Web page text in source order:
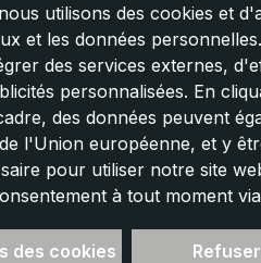
utilisons des cookies et
et les données
des services externes,
personnalisées. En
des données peuvent
l'Union européenne, et y
pour utiliser notre site
à tout moment
des cookies